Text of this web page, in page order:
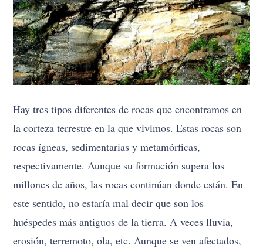
Hay tres tipos diferentes de rocas que encontramos en
la corteza terrestre en la que vivimos. Estas rocas son
rocas ígneas, sedimentarias y metamórficas,
respectivamente. Aunque su formación supera los
millones de años, las rocas continúan donde están. En
este sentido, no estaría mal decir que son los
huéspedes más antiguos de la tierra. A veces lluvia,
erosión, terremoto, ola, etc. Aunque se ven afectados,